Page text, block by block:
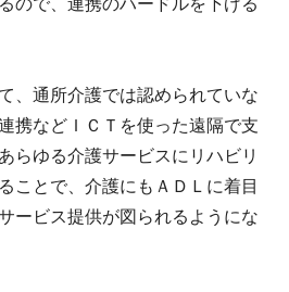
、通所介護では認められていな
携などＩＣＴを使った遠隔で支
らゆる介護サービスにリハビリ
ことで、介護にもＡＤＬに着目
ービス提供が図られるようにな